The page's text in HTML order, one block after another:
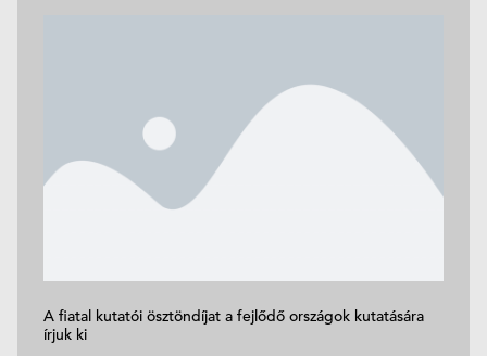
A fiatal kutatói ösztöndíjat a fejlődő országok kutatására
írjuk ki